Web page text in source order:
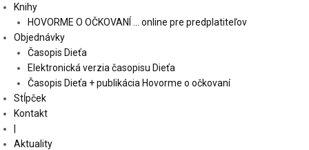
Knihy
HOVORME O OČKOVANÍ … online pre predplatiteľov
Objednávky
Časopis Dieťa
Elektronická verzia časopisu Dieťa
Časopis Dieťa + publikácia Hovorme o očkovaní
Stĺpček
Kontakt
Aktuality